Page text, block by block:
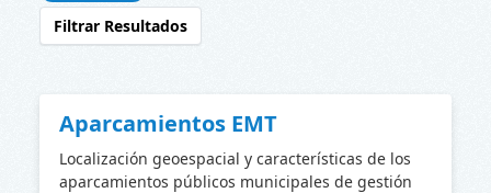
Filtrar Resultados
Aparcamientos EMT
Localización geoespacial y características de los
aparcamientos públicos municipales de gestión